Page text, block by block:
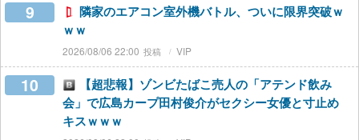
9
隣家のエアコン室外機バトル、ついに限界突破ｗ
ｗｗ
2026/08/06 22:00 VIP
10
【超悲報】ゾンビたばこ売人の「アテンド飲み
会」で広島カープ田村俊介がセクシー女優と寸止め
キスｗｗｗ